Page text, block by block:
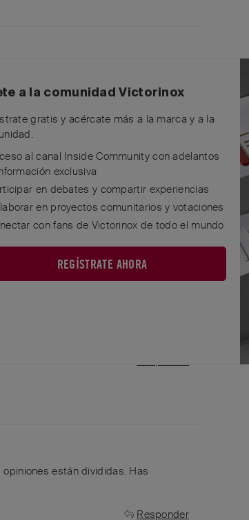
Responder
creada por Victorinox en la que escribo
me conocieras a mí y mis opiniones
y cómo? Creo que era una
yo el divisor y no tú? No entiendo
¿Es porque criticas a todo el mundo
que aparentemente te sientes
hacia la cima, entonces parece
me esforzaré por profundizar un poco
están divididas. Has
Responder
a la comunidad Victorinox
gratis y acércate más a la marca y a la
al canal Inside Community con adelantos
exclusiva
en debates y compartir experiencias
en proyectos comunitarios y votaciones
con fans de Victorinox de todo el mundo
REGÍSTRATE AHORA